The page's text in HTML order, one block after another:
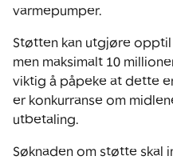
varmepumper.
Støtten kan utgjøre
men maksimalt 10
viktig å påpeke at dette
er konkurranse om
utbetaling.
Søknaden om støtte skal